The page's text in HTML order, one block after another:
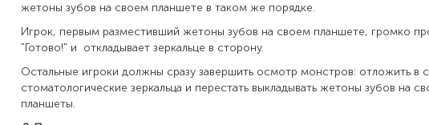
жетоны зубов на своем планшете в таком же порядке.
Игрок, первым разместивший жетоны зубов на своем планшете, громко
"Готово!" и откладывает зеркальце в сторону.
Остальные игроки должны сразу завершить осмотр монстров: отложить в
стоматологические зеркальца и перестать выкладывать жетоны зубов на
планшеты.